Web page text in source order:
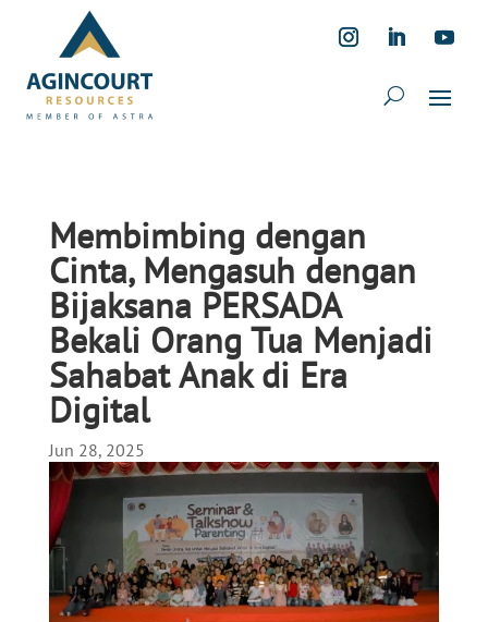
Membimbing dengan
Cinta, Mengasuh dengan
Bijaksana PERSADA
Bekali Orang Tua Menjadi
Sahabat Anak di Era
Digital
Jun 28, 2025